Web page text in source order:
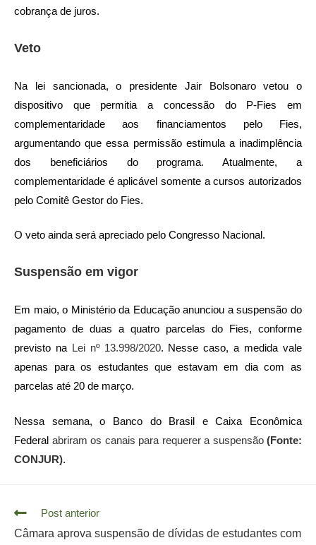
cobrança de juros.
Veto
Na lei sancionada, o presidente Jair Bolsonaro vetou o
dispositivo que permitia a concessão do P-Fies em
complementaridade aos financiamentos pelo Fies,
argumentando que essa permissão estimula a inadimplência
dos beneficiários do programa. Atualmente, a
complementaridade é aplicável somente a cursos autorizados
pelo Comitê Gestor do Fies.
O veto ainda será apreciado pelo Congresso Nacional.
Suspensão em vigor
Em maio, o Ministério da Educação anunciou a suspensão do
pagamento de duas a quatro parcelas do Fies, conforme
previsto na Lei nº 13.998/2020. Nesse caso, a medida vale
apenas para os estudantes que estavam em dia com as
parcelas até 20 de março.
Nessa semana, o Banco do Brasil e Caixa Econômica
Federal abriram os canais para requerer a suspensão (Fonte:
CONJUR).
Read
articles
Post anterior
Câmara aprova suspensão de dívidas de estudantes com